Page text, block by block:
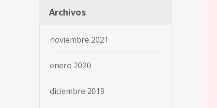
Archivos
noviembre 2021
enero 2020
diciembre 2019